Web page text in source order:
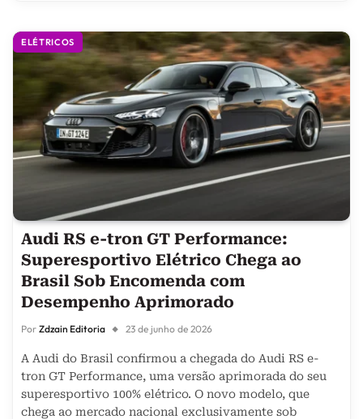
ELÉTRICOS
Audi RS e-tron GT Performance:
Superesportivo Elétrico Chega ao
Brasil Sob Encomenda com
Desempenho Aprimorado
Por Zdzain Editoria 23 de junho de 2026
A Audi do Brasil confirmou a chegada do Audi RS e-
tron GT Performance, uma versão aprimorada do seu
superesportivo 100% elétrico. O novo modelo, que
chega ao mercado nacional exclusivamente sob